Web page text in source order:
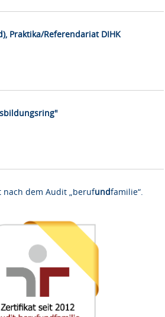
Praktika/Referendariat DIHK
nach dem Audit „berufundfamilie“.